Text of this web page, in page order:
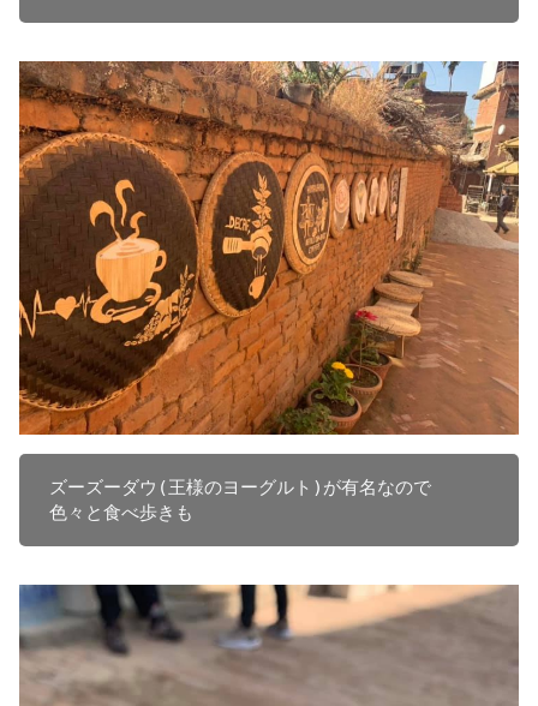
ズーズーダウ(王様のヨーグルト)が有名なので
色々と食べ歩きも